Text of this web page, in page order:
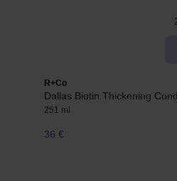
R+Co
Dallas Biotin Thickening
251 ml
36 €